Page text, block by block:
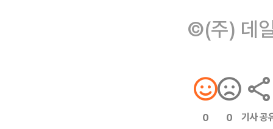
©(주) 데
0 0 기사 공